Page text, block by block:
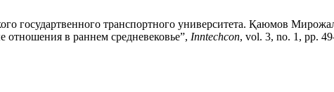
государтвенного транспортного университета. Қаюмов
отношения в раннем средневековье”, Inntechcon, vol. 3, no. 1, pp.